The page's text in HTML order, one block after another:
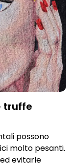
truffe
possono
molto pesanti.
evitarle